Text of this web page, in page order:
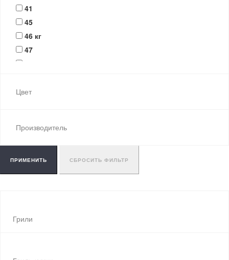
41
45
46 кг
47
6
65
68
69
79
Цвет
Производитель
ПРИМЕНИТЬ СБРОСИТЬ ФИЛЬТР
Грили